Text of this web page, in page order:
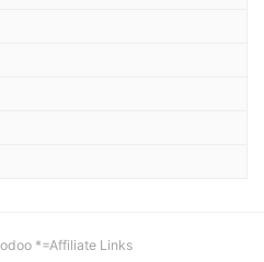
*=Affiliate Links